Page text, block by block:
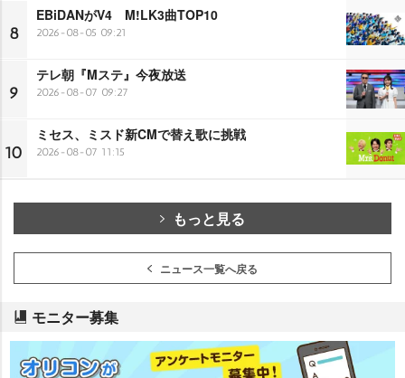
8
EBiDANがV4 M!LK3曲TOP10
2026-08-05 09:21
9
テレ朝『Mステ』今夜放送
2026-08-07 09:27
10
ミセス、ミスド新CMで替え歌に挑戦
2026-08-07 11:15
もっと見る
ニュース一覧へ戻る
モニター募集